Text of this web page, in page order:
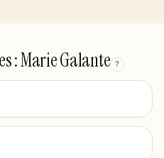
: Marie Galante ?